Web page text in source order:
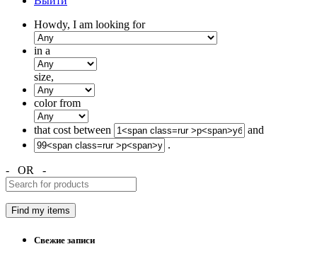
Howdy, I am looking for
in a
size,
color from
that cost between
and
.
- OR -
Свежие записи